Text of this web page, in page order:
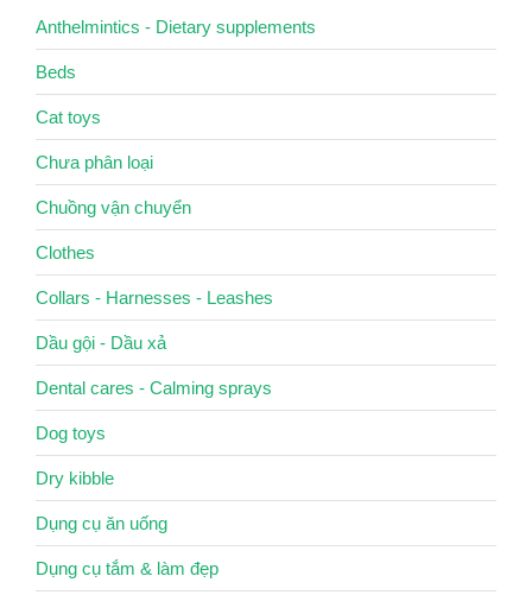
Anthelmintics - Dietary supplements
Beds
Cat toys
Chưa phân loại
Chuồng vận chuyển
Clothes
Collars - Harnesses - Leashes
Dầu gội - Dầu xả
Dental cares - Calming sprays
Dog toys
Dry kibble
Dụng cụ ăn uống
Dụng cụ tắm & làm đẹp